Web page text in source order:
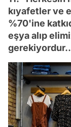
kıyafetler ve
%70'ine
eşya alıp